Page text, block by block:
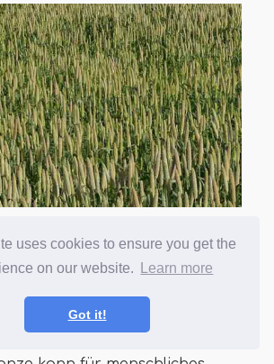
uses cookies to ensure you get the
on our website.
Learn more
Got it!
wirklich eine schöne Sache
ansehen kann. Quelle: Dinesh
verwendet??